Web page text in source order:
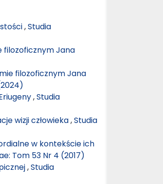
,Studia
filozoficznym Jana
filozoficznym Jana
,Studia
wizji człowieka,Studia
w kontekście ich
Tom 53 Nr 4 (2017)
,Studia